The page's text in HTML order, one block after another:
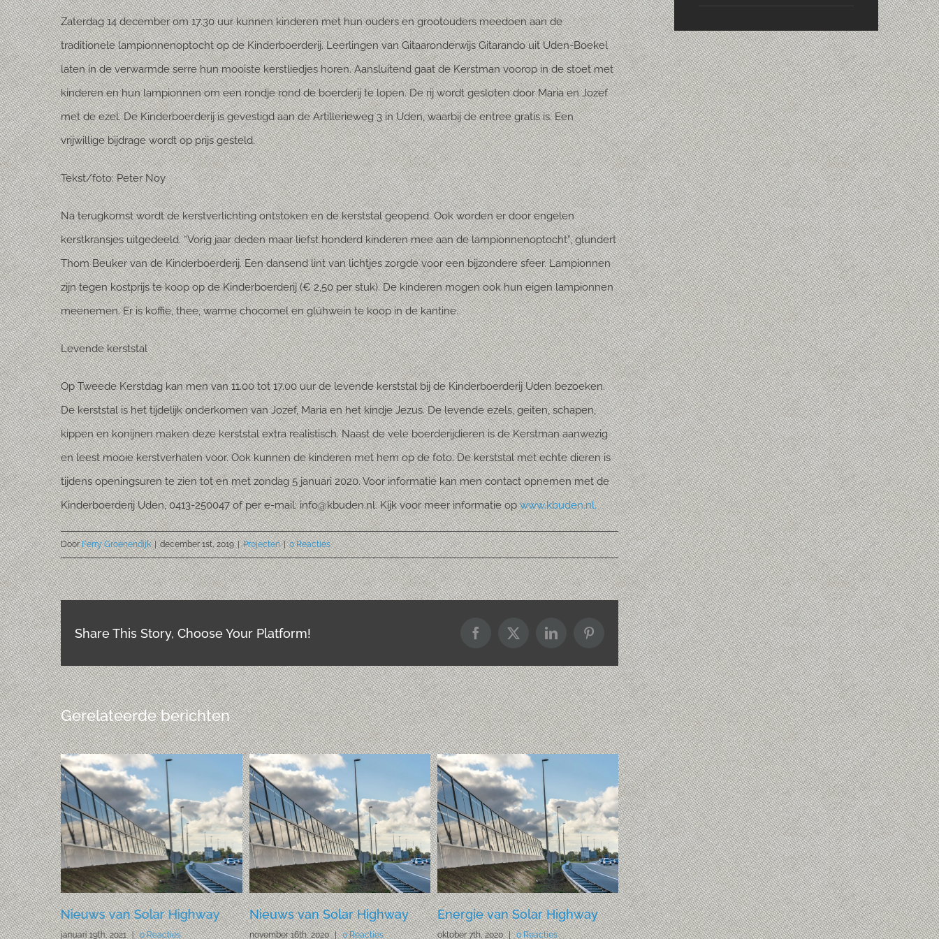
Zaterdag 14 december om 17.30 uur kunnen kinderen met hun ouders en grootouders meedoen aan de
traditionele lampionnenoptocht op de Kinderboerderij. Leerlingen van Gitaaronderwijs Gitarando uit Uden-Boekel
laten in de verwarmde serre hun mooiste kerstliedjes horen. Aansluitend gaat de Kerstman voorop in de stoet met
kinderen en hun lampionnen om een rondje rond de boerderij te lopen. De rij wordt gesloten door Maria en Jozef
met de ezel. De Kinderboerderij is gevestigd aan de Artillerieweg 3 in Uden, waarbij de entree gratis is. Een
vrijwillige bijdrage wordt op prijs gesteld.
Tekst/foto: Peter Noy
Na terugkomst wordt de kerstverlichting ontstoken en de kerststal geopend. Ook worden er door engelen
kerstkransjes uitgedeeld. “Vorig jaar deden maar liefst honderd kinderen mee aan de lampionnenoptocht”, glundert
Thom Beuker van de Kinderboerderij. Een dansend lint van lichtjes zorgde voor een bijzondere sfeer. Lampionnen
zijn tegen kostprijs te koop op de Kinderboerderij (€ 2,50 per stuk). De kinderen mogen ook hun eigen lampionnen
meenemen. Er is koffie, thee, warme chocomel en glühwein te koop in de kantine.
Levende kerststal
Op Tweede Kerstdag kan men van 11.00 tot 17.00 uur de levende kerststal bij de Kinderboerderij Uden bezoeken.
De kerststal is het tijdelijk onderkomen van Jozef, Maria en het kindje Jezus. De levende ezels, geiten, schapen,
kippen en konijnen maken deze kerststal extra realistisch. Naast de vele boerderijdieren is de Kerstman aanwezig
en leest mooie kerstverhalen voor. Ook kunnen de kinderen met hem op de foto. De kerststal met echte dieren is
tijdens openingsuren te zien tot en met zondag 5 januari 2020. Voor informatie kan men contact opnemen met de
Kinderboerderij Uden, 0413-250047 of per e-mail: info@kbuden.nl. Kijk voor meer informatie opwww.kbuden.nl.
DoorFerry Groenendijk | december 1st, 2019 | Projecten | 0 Reacties
Share This Story, Choose Your Platform! Facebook
X LinkedInPinterest
Gerelateerde berichten
Nieuws van Solar Highway
januari 19th, 2021 | 0 Reacties
Nieuws van Solar Highway
november 16th, 2020 | 0 Reacties
Energie van Solar Highway
oktober 7th, 2020 | 0 Reacties
Kantelhuis weer (beperkt)
Burgerberaad; meer